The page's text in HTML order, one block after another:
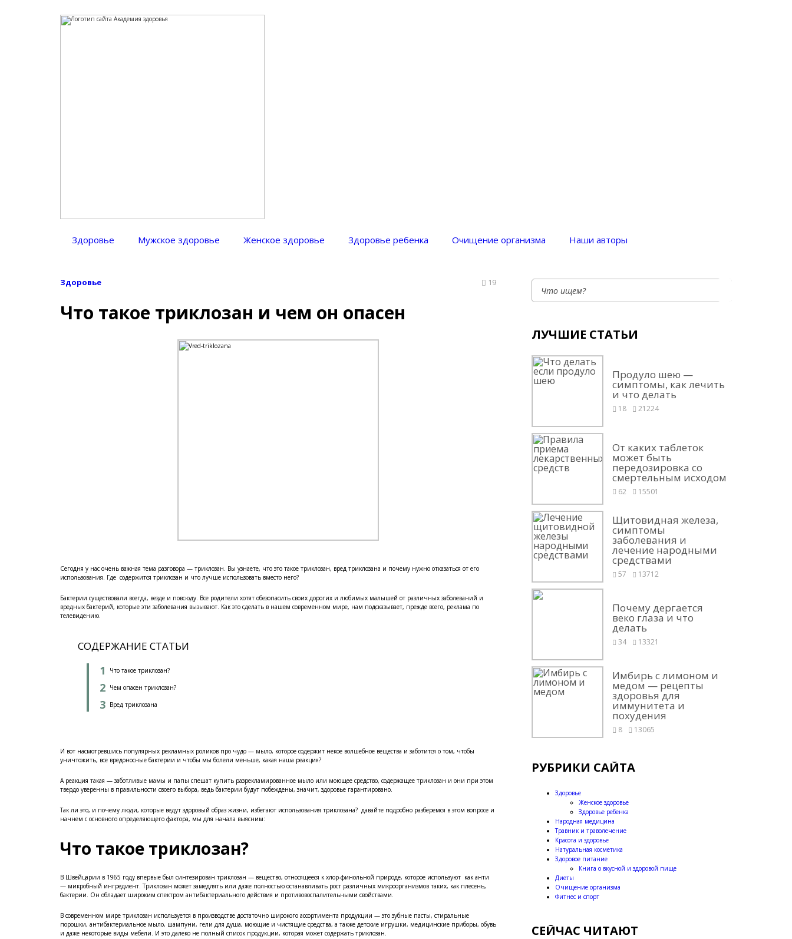
Здоровье Мужское здоровье Женское здоровье Здоровье ребенка Очищение организма Наши авторы
Здоровье 19
Что такое триклозан и чем он опасен
Сегодня у нас очень важная тема разговора — триклозан. Вы узнаете, что это такое триклозан, вред триклозана и почему нужно отказаться от его
использования. Где содержится триклозан и что лучше использовать вместо него?
Бактерии существовали всегда, везде и повсюду. Все родители хотят обезопасить своих дорогих и любимых малышей от различных заболеваний и
вредных бактерий, которые эти заболевания вызывают. Как это сделать в нашем современном мире, нам подсказывает, прежде всего, реклама по
телевидению.
СОДЕРЖАНИЕ СТАТЬИ
Что такое триклозан?
Чем опасен триклозан?
Вред триклозана
И вот насмотревшись популярных рекламных роликов про чудо — мыло, которое содержит некое волшебное вещества и заботится о том, чтобы
уничтожить, все вредоносные бактерии и чтобы мы болели меньше, какая наша реакция?
А реакция такая — заботливые мамы и папы спешат купить разрекламированное мыло или моющее средство, содержащее триклозан и они при этом
твердо уверенны в правильности своего выбора, ведь бактерии будут побеждены, значит, здоровье гарантировано.
Так ли это, и почему люди, которые ведут здоровый образ жизни, избегают использования триклозана? давайте подробно разберемся в этом вопросе и
начнем с основного определяющего фактора, мы для начала выясним:
Что такое триклозан?
В Швейцарии в 1965 году впервые был синтезирован триклозан — вещество, относящееся к хлор-финольной природе, которое используют как анти
— микробный ингредиент. Триклозан может замедлять или даже полностью останавливать рост различных микроорганизмов таких, как плесень,
бактерии. Он обладает широким спектром антибактериального действия и противовоспалительными свойствами.
В современном мире триклозан используется в производстве достаточно широкого ассортимента продукции — это зубные пасты, стиральные
порошки, антибактериальное мыло, шампуни, гели для душа, моющие и чистящие средства, а также детские игрушки, медицинские приборы, обувь
и даже некоторые виды мебели. И это далеко не полный список продукции, которая может содержать триклозан.
ЛУЧШИЕ СТАТЬИ
Продуло шею —
симптомы, как лечить
и что делать
18 21224
От каких таблеток
может быть
передозировка со
смертельным исходом
62 15501
Щитовидная железа,
симптомы
заболевания и
лечение народными
средствами
57 13712
Почему дергается
веко глаза и что
делать
34 13321
Имбирь с лимоном и
медом — рецепты
здоровья для
иммунитета и
похудения
8 13065
РУБРИКИ САЙТА
Здоровье
Женское здоровье
Здоровье ребенка
Народная медицина
Травник и траволечение
Красота и здоровье
Натуральная косметика
Здоровое питание
Книга о вкусной и здоровой пище
Диеты
Очищение организма
Фитнес и спорт
СЕЙЧАС ЧИТАЮТ